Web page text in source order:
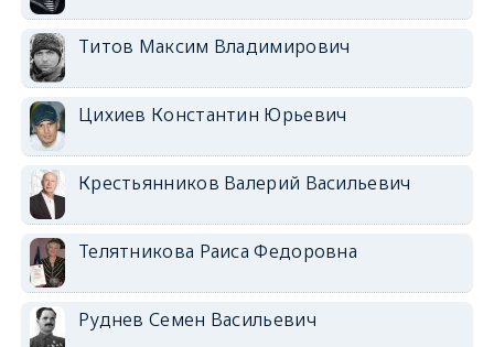
Титов Максим Владимирович
Цихиев Константин Юрьевич
Крестьянников Валерий Васильевич
Телятникова Раиса Федоровна
Руднев Семен Васильевич